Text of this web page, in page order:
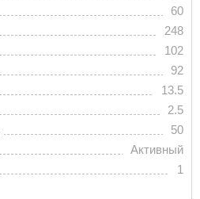
60
248
102
92
13.5
2.5
50
Активный
1